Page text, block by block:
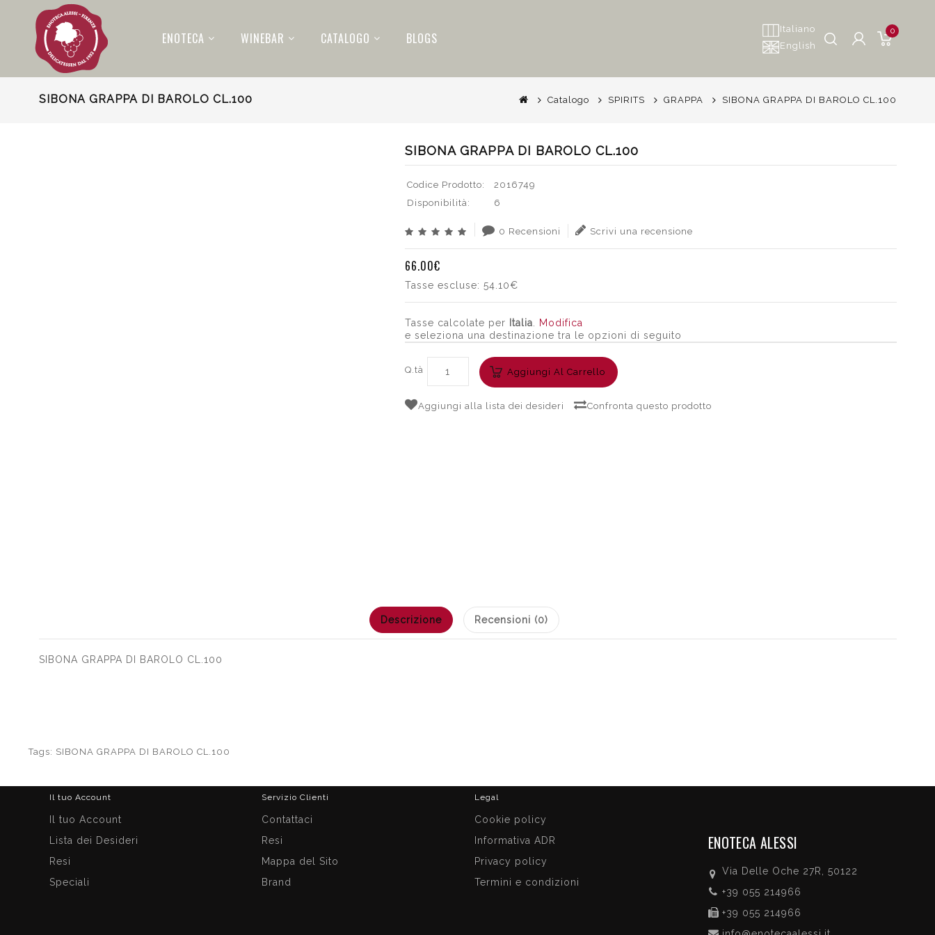
ENOTECA WINEBAR CATALOGO BLOGS
Italiano
English
0
SIBONA GRAPPA DI BAROLO CL.100 Catalogo SPIRITS GRAPPA SIBONA GRAPPA DI BAROLO CL.100
SIBONA GRAPPA DI BAROLO CL.100
Codice Prodotto:
2016749
Disponibilità:
6
0 Recensioni Scrivi una recensione
66.00€
Tasse escluse: 54.10€
Tasse calcolate per Italia
Modifica
e seleziona una destinazione tra le opzioni di seguito
Q.tà Aggiungi Al Carrello
Aggiungi alla lista dei desideri Confronta questo prodotto
Descrizione Recensioni (0)
SIBONA GRAPPA DI BAROLO CL.100
Tags: SIBONA GRAPPA DI BAROLO CL.100
Legal
Cookie policy
Informativa ADR
Privacy policy
Termini e condizioni
Servizio Clienti
Contattaci
Resi
Mappa del Sito
Brand
Il tuo Account
Il tuo Account
Lista dei Desideri
Resi
Speciali
ENOTECA ALESSI
Via Delle Oche 27R, 50122
+39 055 214966
+39 055 214966